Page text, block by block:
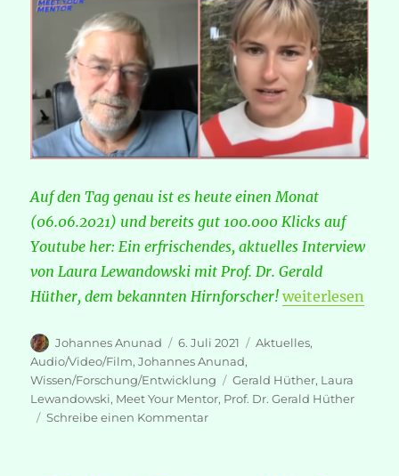
Auf den Tag genau ist es heute einen Monat
(06.06.2021) und bereits gut 100.000 Klicks auf
Youtube her: Ein erfrischendes, aktuelles Interview
von Laura Lewandowski mit Prof. Dr. Gerald
Hüther, dem bekannten Hirnforscher! „Gerald Hüther:
weiterlesen
Autor
Johannes Anunad
Veröffentlicht
am
6. Juli 2021 Kategorien
Aktuelles,
Audio/Video/Film,Johannes Anunad,
Wissen/Forschung/Entwicklung
Schlagwörter
Gerald Hüther, Laura
Lewandowski, Meet Your Mentor, Prof. Dr. Gerald Hüther
Schreibe einen Kommentarzu